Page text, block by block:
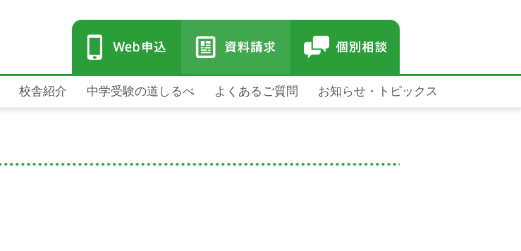
校舎紹介 中学受験の道しるべ よくあるご質問 お知らせ・トピックス